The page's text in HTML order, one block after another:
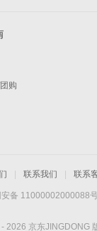
购
联系我们 联系
安备 11000002000088
2026 京东JINGDONG